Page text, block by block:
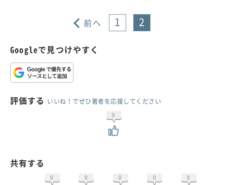
前へ 1 2
Googleで見つけやすく
評価する いいね！でぜひ著者を応援してください
0
共有する
0 0 0 0 0